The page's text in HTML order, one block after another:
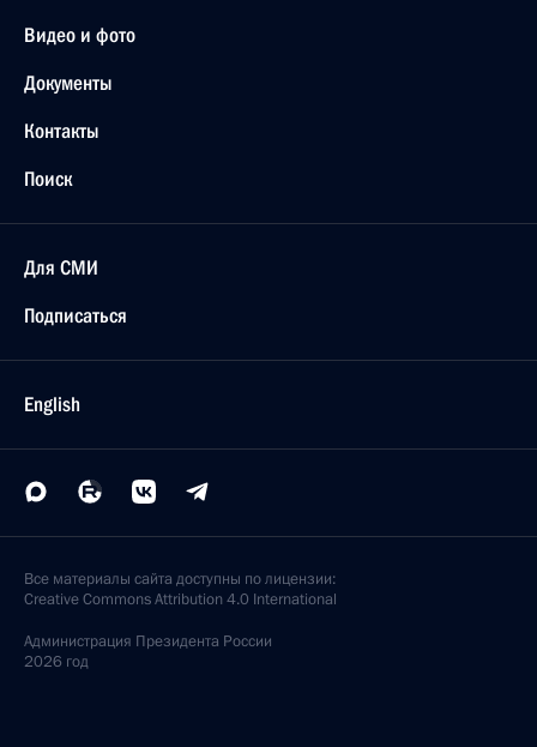
Видео и фото
Документы
Контакты
Поиск
Для СМИ
Подписаться
English
Все материалы сайта доступны по лицензии:
Creative Commons Attribution 4.0 International
Администрация Президента России
2026 год